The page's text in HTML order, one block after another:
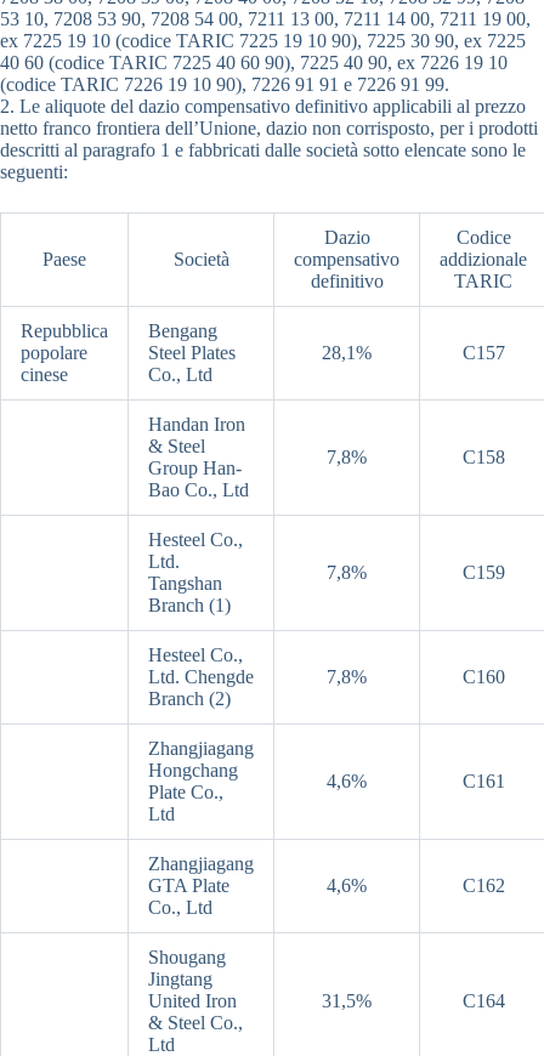
53 10, 7208 53 90, 7208 54 00, 7211 13 00, 7211 14 00, 7211 19 00,
ex 7225 19 10 (codice TARIC 7225 19 10 90), 7225 30 90, ex 7225
40 60 (codice TARIC 7225 40 60 90), 7225 40 90, ex 7226 19 10
(codice TARIC 7226 19 10 90), 7226 91 91 e 7226 91 99.
2. Le aliquote del dazio compensativo definitivo applicabili al prezzo
netto franco frontiera dell’Unione, dazio non corrisposto, per i prodotti
descritti al paragrafo 1 e fabbricati dalle società sotto elencate sono le
seguenti:
Paese Società
Dazio
compensativo
definitivo
Codice
addizionale
TARIC
Repubblica
popolare
cinese
Bengang
Steel Plates
Co., Ltd
28,1% C157
Handan Iron
& Steel
Group Han-
Bao Co., Ltd
7,8% C158
Hesteel Co.,
Ltd.
Tangshan
Branch (1)
7,8% C159
Hesteel Co.,
Ltd. Chengde
Branch (2)
7,8% C160
Zhangjiagang
Hongchang
Plate Co.,
Ltd
4,6% C161
Zhangjiagang
GTA Plate
Co., Ltd
4,6% C162
Shougang
Jingtang
United Iron
& Steel Co.,
Ltd
31,5% C164